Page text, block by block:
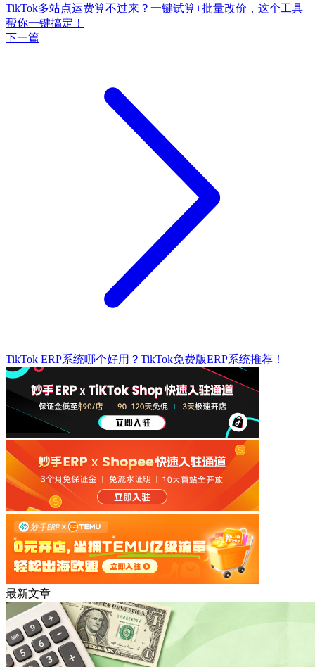
TikTok多站点运费算不过来？一键试算+批量改价，这个工具
帮你一键搞定！
下一篇
TikTok ERP系统哪个好用？TikTok免费版ERP系统推荐！
最新文章